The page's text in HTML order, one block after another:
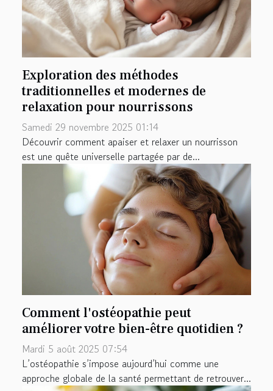
Exploration des méthodes
traditionnelles et modernes de
relaxation pour nourrissons
Samedi 29 novembre 2025 01:14
Découvrir comment apaiser et relaxer un nourrisson
est une quête universelle partagée par de...
Comment l'ostéopathie peut
améliorer votre bien-être quotidien ?
Mardi 5 août 2025 07:54
L’ostéopathie s’impose aujourd’hui comme une
approche globale de la santé permettant de retrouver...